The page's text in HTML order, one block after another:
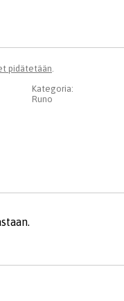
pidätetään.
Kategoria:
Runo